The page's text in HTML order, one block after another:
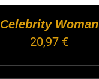
Celebrity Woman
20,97 €